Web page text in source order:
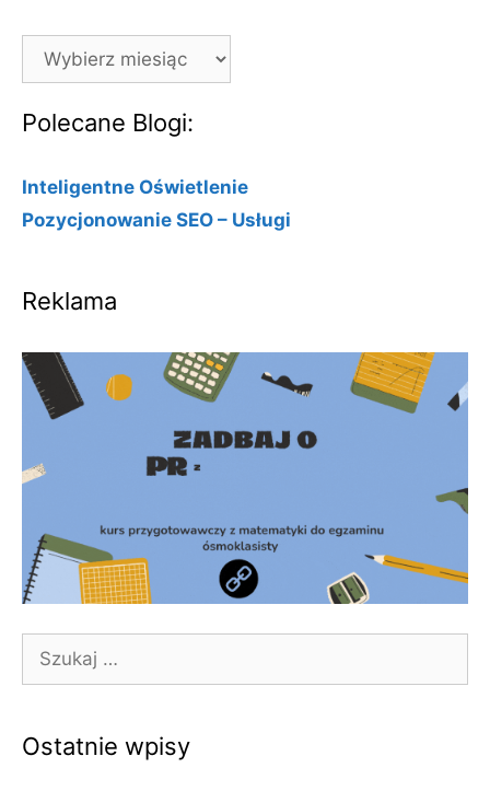
Archiwa
Polecane Blogi:
Inteligentne Oświetlenie
Pozycjonowanie SEO – Usługi
Reklama
Szukaj:
Ostatnie wpisy